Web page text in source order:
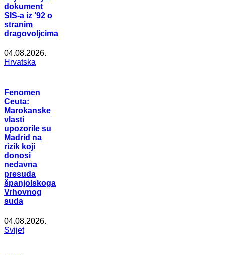
dokument
SIS-a iz ’92 o
stranim
dragovoljcima
04.08.2026.
Hrvatska
Fenomen
Ceuta:
Marokanske
vlasti
upozorile su
Madrid na
rizik koji
donosi
nedavna
presuda
španjolskoga
Vrhovnog
suda
04.08.2026.
Svijet